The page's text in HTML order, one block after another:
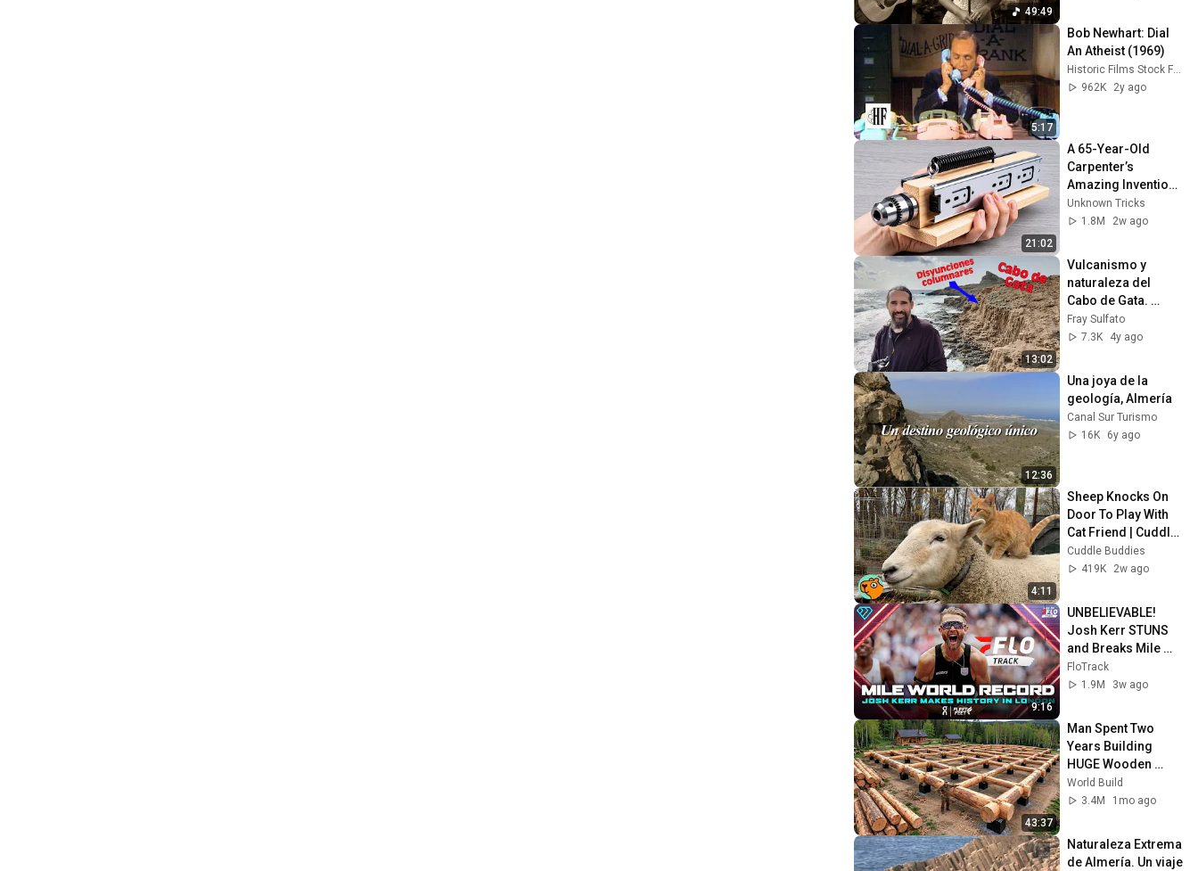
49:49
5:17
Bob Newhart: Dial
An Atheist (1969)
Historic Films Stock Footage Archive
962K
2y ago
21:02
A 65-Year-Old
Carpenter’s
Amazing Invention
That Billions of
Engineers Don’t
Unknown Tricks
1.8M
2w ago
13:02
Vulcanismo y
naturaleza del
Cabo de Gata.
¡Cómo se formó?
Especies
Fray Sulfato
7.3K
4y ago
12:36
Una joya de la
geología, Almería
Canal Sur Turismo
16K
6y ago
4:11
Sheep Knocks On
Door To Play With
Cat Friend | Cuddle
Buddies
Cuddle Buddies
419K
2w ago
9:16
UNBELIEVABLE!
Josh Kerr STUNS
and Breaks Mile
World Record for
win at London
FloTrack
1.9M
3w ago
43:37
Man Spent Two
Years Building
HUGE Wooden
House for his
Family | Start to
World Build
3.4M
1mo ago
Naturaleza Extrema
de Almería. Un viaje